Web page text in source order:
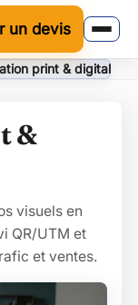
un devis
print & digital
&
visuels en
QR/UTM et
et ventes.